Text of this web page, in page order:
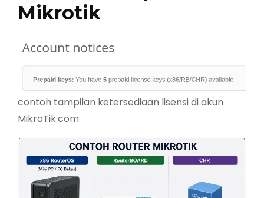
Mikrotik
contoh tampilan ketersediaan lisensi di akun
MikroTik.com